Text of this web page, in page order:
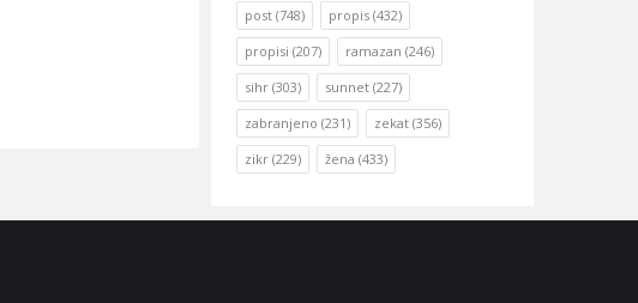
post (748) propis (432)
propisi (207) ramazan (246)
sihr (303) sunnet (227)
zabranjeno (231) zekat (356)
zikr (229) žena (433)